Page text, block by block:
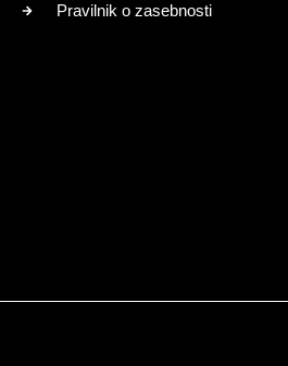
Pravilnik o zasebnosti